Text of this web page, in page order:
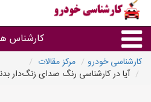
کارشناس
گروه ها
کارشناسی خودرو
مرکز مقالات
آیا در کارشناسی رنگ صدای زنگ‌دار